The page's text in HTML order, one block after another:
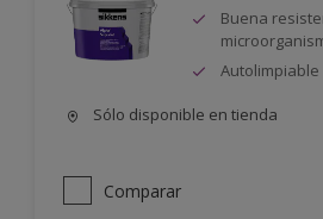
Buena
Autolimpiable
Sólo disponible en tienda
Comparar